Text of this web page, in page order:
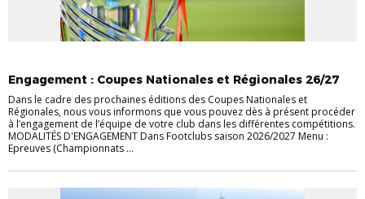
Engagement : Coupes Nationales et Régionales 26/27
Dans le cadre des prochaines éditions des Coupes Nationales et
Régionales, nous vous informons que vous pouvez dès à présent procéder
à l’engagement de l’équipe de votre club dans les différentes compétitions.
MODALITÉS D'ENGAGEMENT Dans Footclubs saison 2026/2027 Menu :
Epreuves (Championnats ...